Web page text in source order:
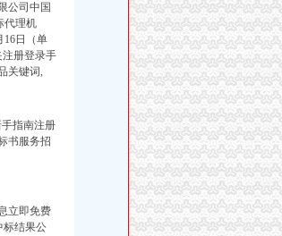
公司中国
代理机
16日（单
册登录手
关键词,
指南注册
书服务招
立即免费
标结果公